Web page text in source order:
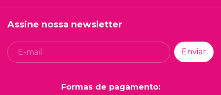
Assine nossa newsletter
Formas de pagamento: